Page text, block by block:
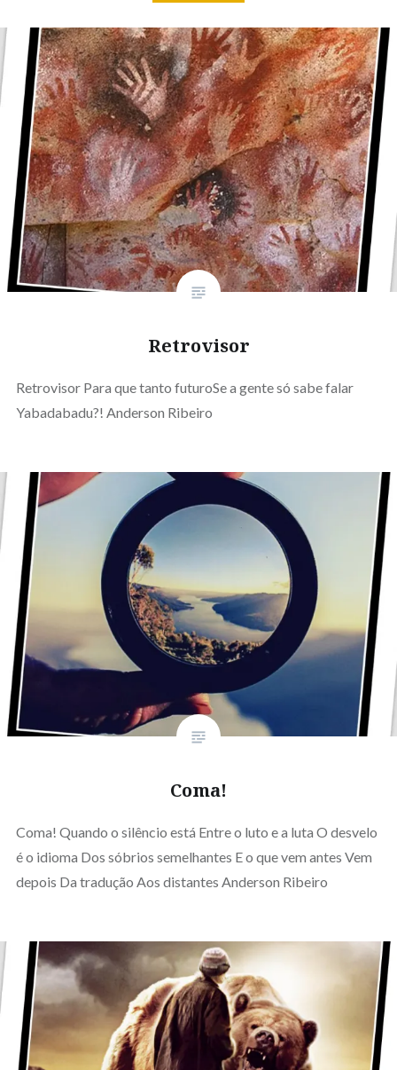
Retrovisor
Retrovisor Para que tanto futuroSe a gente só sabe falar
Yabadabadu?! Anderson Ribeiro
Coma!
Coma! Quando o silêncio está Entre o luto e a luta O desvelo
é o idioma Dos sóbrios semelhantes E o que vem antes Vem
depois Da tradução Aos distantes Anderson Ribeiro